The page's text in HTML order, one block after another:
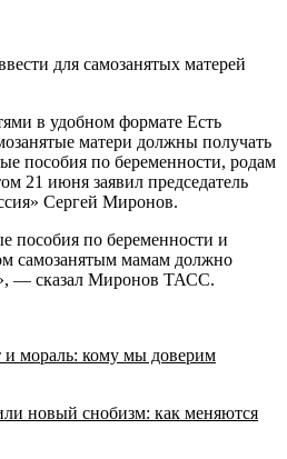
в удобном формате Есть
матери должны получать
пособия по беременности, родам
21 июня заявил председатель
Сергей Миронов.
пособия по беременности и
самозанятым мамам должно
— сказал Миронов ТАСС.
и мораль: кому мы доверим
новый снобизм: как меняются